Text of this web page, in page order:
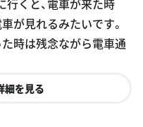
が見れるみたいです。
時は残念ながら電車通